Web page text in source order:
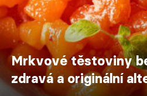
Mrkvové těstoviny
zdravá a originální